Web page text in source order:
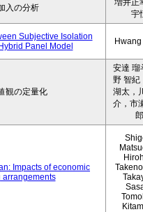
入の分析
増井正
宇
Subjective Isolation
Panel Model
観の定量化
安達 瑠
野 智紀
湖太，
介，市
郎
Impacts of economic